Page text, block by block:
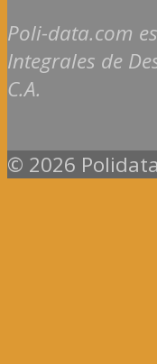
Poli-data.com
Integrales de
C.A.
© 2026